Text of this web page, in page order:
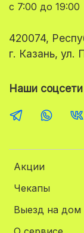
Акции
Чекапы
Выезд на дом
с 7:00 до 19:00
420074,
г. Казань, ул.
Наши соцсети